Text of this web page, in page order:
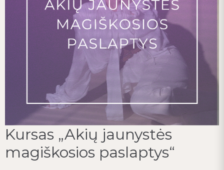
Kursas „Akių jaunystės
magiškosios paslaptys“